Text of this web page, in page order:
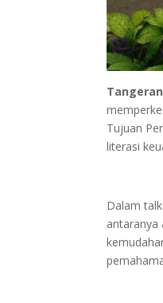
Tujuan
literasi
Dalam
antaranya